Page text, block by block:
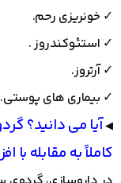
✓ خونریزی رحم.
✓ استئوکندروز .
✓ آرتروز.
✓ بیماری های پوستی.
◀آیا می دانید؟
کاملاً به مقابله